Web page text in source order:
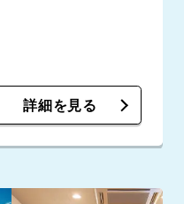
詳細を見る